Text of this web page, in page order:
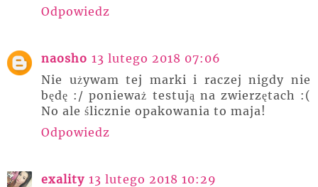
Odpowiedz
naosho 13 lutego 2018 07:06
Nie używam tej marki i raczej nigdy nie
będę :/ ponieważ testują na zwierzętach :(
No ale ślicznie opakowania to maja!
Odpowiedz
exality 13 lutego 2018 10:29